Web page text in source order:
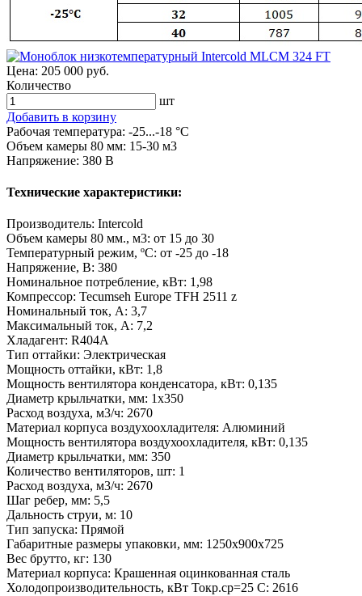
Цена: 205 000 руб.
Количество
шт
Добавить в корзину
Рабочая температура: -25...-18 °C
Объем камеры 80 мм: 15-30 м3
Напряжение: 380 В
Технические характеристики:
Производитель: Intercold
Объем камеры 80 мм., м3: от 15 до 30
Температурный режим, ºС: от -25 до -18
Напряжение, В: 380
Номинальное потребление, кВт: 1,98
Компрессор: Tecumseh Europe TFH 2511 z
Номинальный ток, А: 3,7
Максимальный ток, А: 7,2
Хладагент: R404A
Тип оттайки: Электрическая
Мощность оттайки, кВт: 1,8
Мощность вентилятора конденсатора, кВт: 0,135
Диаметр крыльчатки, мм: 1х350
Расход воздуха, м3/ч: 2670
Материал корпуса воздухоохладителя: Алюминий
Мощность вентилятора воздухоохладителя, кВт: 0,135
Диаметр крыльчатки, мм: 350
Количество вентиляторов, шт: 1
Расход воздуха, м3/ч: 2670
Шаг ребер, мм: 5,5
Дальность струи, м: 10
Тип запуска: Прямой
Габаритные размеры упаковки, мм: 1250х900х725
Вес брутто, кг: 130
Материал корпуса: Крашенная оцинкованная сталь
Холодопроизводительность, кВт Токр.ср=25 С: 2616